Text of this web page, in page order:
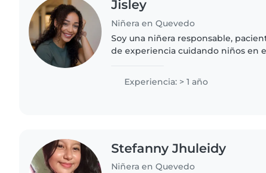
Jisley
Niñera en Quevedo
Soy una niñera responsable,
de experiencia cuidando niños en
Experiencia: > 1 año
Stefanny Jhuleidy
Niñera en Quevedo